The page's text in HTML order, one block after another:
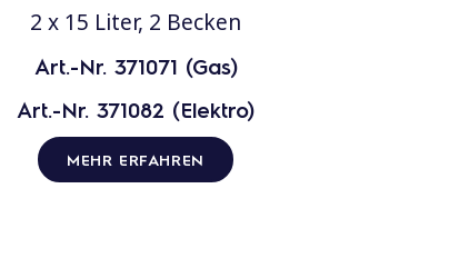
2 x 15 Liter, 2 Becken
Art.-Nr. 371071 (Gas)
Art.-Nr. 371082 (Elektro)
MEHR ERFAHREN